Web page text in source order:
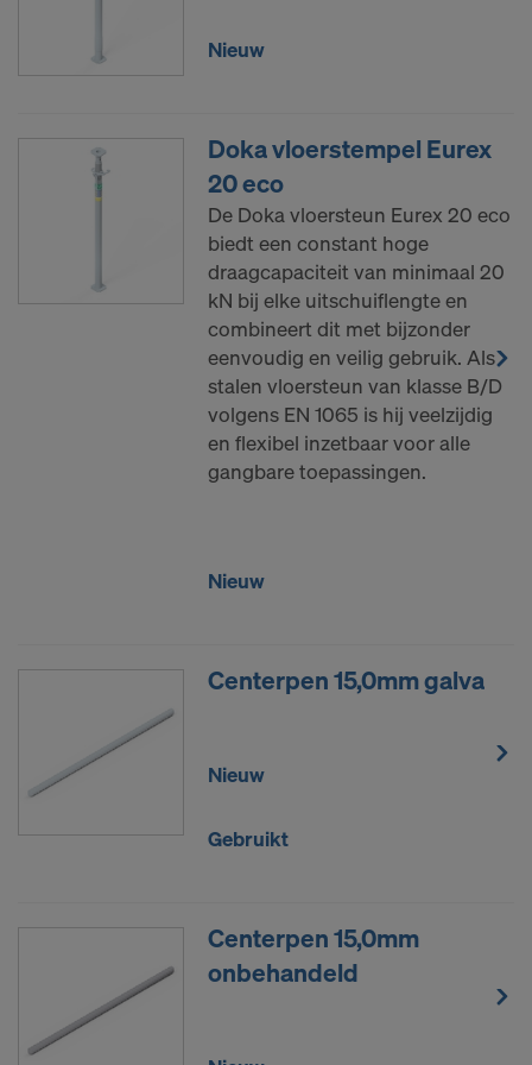
Nieuw
Doka vloerstempel Eurex
20 eco
De Doka vloersteun Eurex 20 eco
biedt een constant hoge
draagcapaciteit van minimaal 20
kN bij elke uitschuiflengte en
combineert dit met bijzonder
eenvoudig en veilig gebruik. Als
stalen vloersteun van klasse B/D
volgens EN 1065 is hij veelzijdig
en flexibel inzetbaar voor alle
gangbare toepassingen.
Nieuw
Centerpen 15,0mm galva
Nieuw
Gebruikt
Centerpen 15,0mm
onbehandeld
om uw persoonsgegevens naar deze aanbieders te
Via de cookie-instellingen op de website kunt u uw
toestemming te allen tijde voor de toekomst
intrekken.
GAAT U AKKOORD MET HET GEBRUIK
VAN COOKIES EN DE OVERDRACHT
VAN UW PERSOONSGEGEVENS